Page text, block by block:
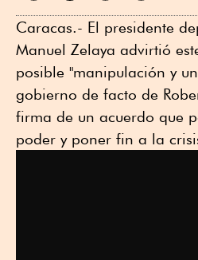
Caracas.- El presidente
Manuel Zelaya advirtió
posible "manipulación y
gobierno de facto de
firma de un acuerdo que
poder y poner fin a la